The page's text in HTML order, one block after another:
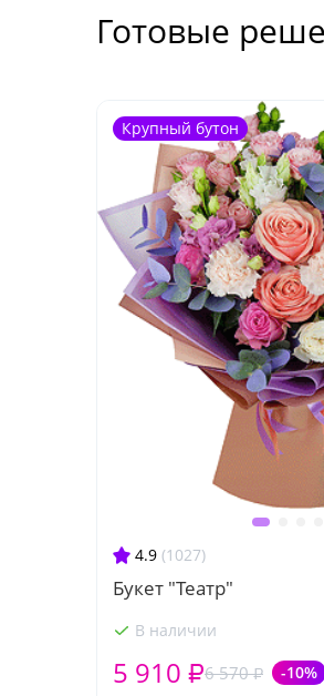
Готовые
4.9 (1027)
Букет "Театр"
В наличии
6 570 ₽ -10%
5 910 ₽
Крупный бутон